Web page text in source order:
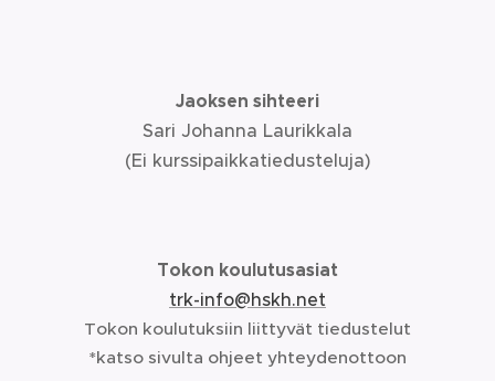
Jaoksen sihteeri
Sari Johanna Laurikkala
(Ei kurssipaikkatiedusteluja)
Tokon koulutusasiat
trk-info@hskh.net
Tokon koulutuksiin liittyvät tiedustelut
*katso sivulta ohjeet yhteydenottoon